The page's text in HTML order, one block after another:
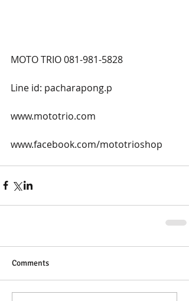
MOTO TRIO 081-981-5828
Line id: pacharapong.p
www.mototrio.com
www.facebook.com/mototrioshop
Comments